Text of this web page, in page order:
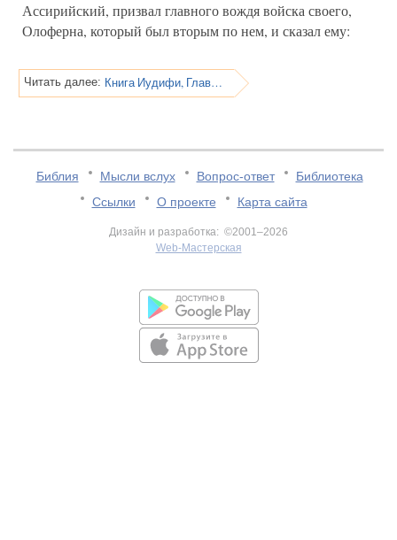
Ассирийский, призвал главного вождя войска своего,
Олоферна, который был вторым по нем, и сказал ему:
Читать далее: Книга Иудифи, Глава 2
Библия Мысли вслух Вопрос-ответ
Библиотека
Ссылки
О проекте Карта сайта
Дизайн и разработка: ©2001–2026
Web-Мастерская